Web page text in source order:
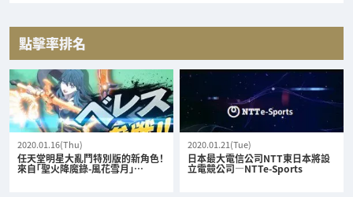
點擊率排名
2020.01.16(Thu)
任天堂明星大亂鬥特別版的新角色！
來自「聖火降魔錄-風花雪月」…
2020.01.21(Tue)
日本最大電信公司NTT東日本將設
立電競公司—NTTe-Sports